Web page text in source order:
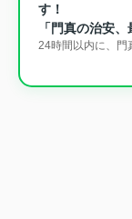
す！
「門真の治安
24時間以内に、門